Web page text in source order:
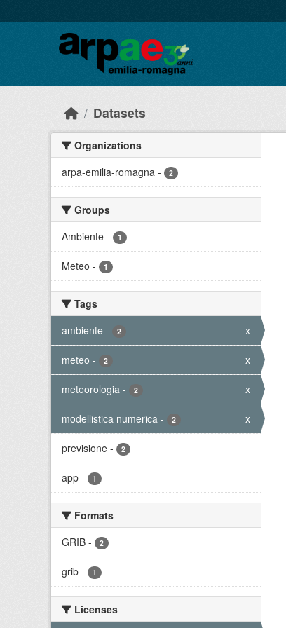
Datasets
Organizations
arpa-emilia-romagna - 2
Groups
Ambiente - 1
Meteo - 1
Tags
ambiente - 2 x
meteo - 2 x
meteorologia - 2 x
modellistica numerica - 2 x
previsione - 2
app - 1
Formats
GRIB - 2
grib - 1
Licenses